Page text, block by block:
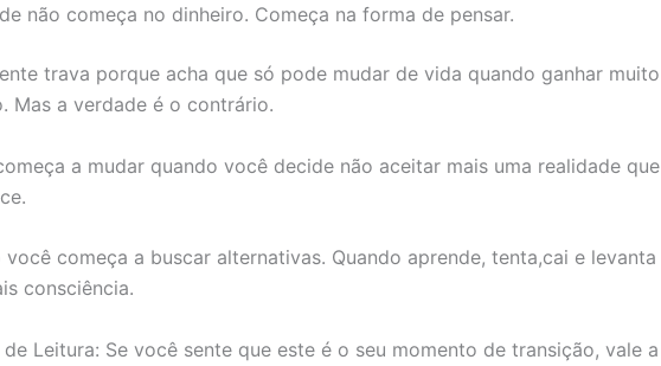
não começa no dinheiro. Começa na forma de pensar.
trava porque acha que só pode mudar de vida quando ganhar muito
Mas a verdade é o contrário.
a mudar quando você decide não aceitar mais uma realidade que
você começa a buscar alternativas. Quando aprende, tenta,cai e levanta
consciência.
de Leitura: Se você sente que este é o seu momento de transição, vale a